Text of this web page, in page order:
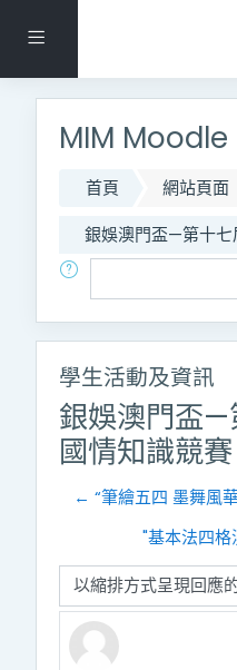
側板
MIM Moodle
首頁 網站頁面
銀娛澳門盃—第十七
搜尋
學生活動及資訊
銀娛澳門盃—
國情知識競賽
← “筆繪五四 墨舞風
"基本法四
顯示模式